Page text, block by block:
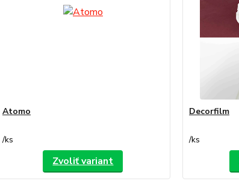
Atomo
/ks
Zvoliť variant
Decorfilm
/ks